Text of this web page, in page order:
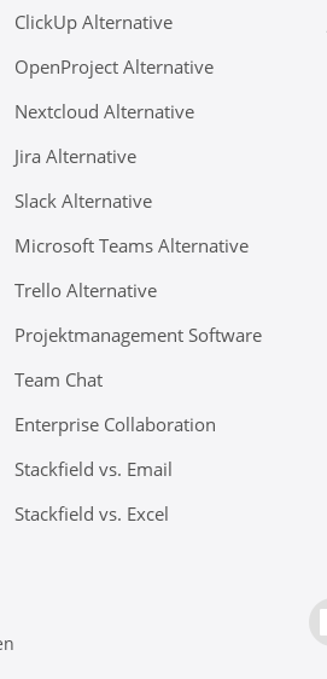
ClickUp Alternative
OpenProject Alternative
Nextcloud Alternative
Jira Alternative
Slack Alternative
Microsoft Teams Alternative
Trello Alternative
Projektmanagement Software
Team Chat
Enterprise Collaboration
Stackfield vs. Email
Stackfield vs. Excel